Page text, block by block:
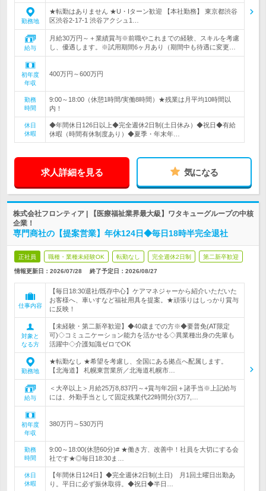
勤務地
★転勤はありません ★U・Iターン歓迎 【本社勤務】 東京都渋谷
区渋谷2-17-1 渋谷アクシュ1…
給与
月給30万円～＋業績賞与※前職やこれまでの経験、スキルを考慮
し、優遇します。※試用期間6ヶ月あり（期間中も待遇に変更…
初年度
年収
400万円～600万円
勤務
時間
9:00～18:00（休憩1時間/実働8時間）★残業は月平均10時間以
内！
休日
休暇
◆年間休日126日以上◆完全週休2日制(土日休み）◆祝日◆有給
休暇（時間有休制度あり）◆夏季・年末年…
求人詳細を見る 気になる
株式会社フロンティア | 【医療福祉業界最大級】ワタキューグループの中核
企業！
専門商社の【提案営業】年休124日◆毎日18時半完全退社
正社員 職種・業種未経験OK 転勤なし 完全週休2日制 第二新卒歓迎
情報更新日：2026/07/28 終了予定日： 2026/08/27
仕事内容
【毎日18:30退社/既存中心】ケアマネジャーから紹介いただいた
お客様へ、車いすなど福祉用具を提案。★頑張りはしっかり賞与
に反映！
対象と
なる方
【未経験・第二新卒歓迎】◆40歳までの方※◆要普免(AT限定
可)◇コミュニケーション能力を活かせる◇異業種出身の先輩も
活躍中◇介護知識ゼロでOK
勤務地
★転勤なし ★希望を考慮し、全国にある拠点へ配属します。
【北海道】 札幌東営業所／北海道札幌市…
給与
＜大卒以上＞月給25万8,837円～+賞与年2回＋諸手当※上記給与
には、外勤手当として固定残業代22時間分(3万7,…
初年度
年収
380万円～530万円
勤務
時間
9:00～18:00(休憩60分)# ★働き方、改善中！社員を大切にする会
社です★◎毎日18:30ま…
休日
休暇
【年間休日124日】◆完全週休2日制(土日) 月1回土曜日出勤あ
り。平日に必ず振休取得。◆祝日◆半日…